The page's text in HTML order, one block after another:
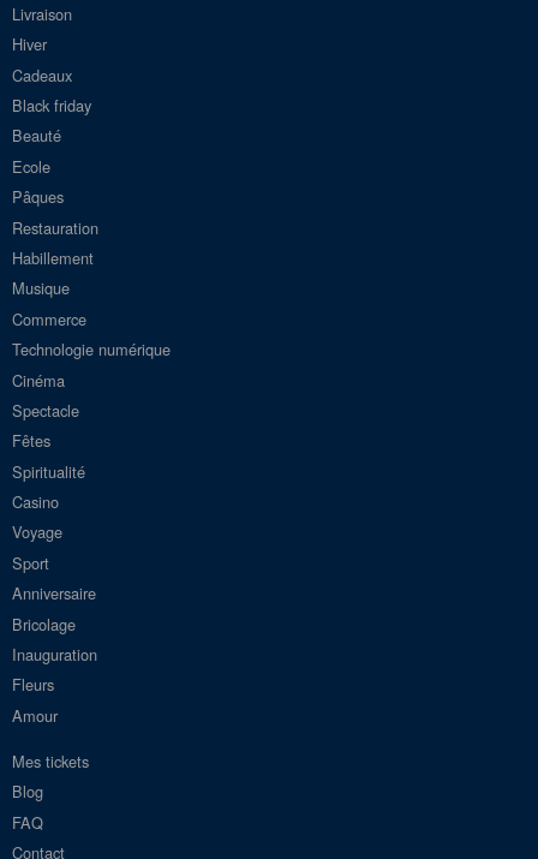
Livraison
Hiver
Cadeaux
Black friday
Beauté
Ecole
Pâques
Restauration
Habillement
Musique
Commerce
Technologie numérique
Cinéma
Spectacle
Fêtes
Spiritualité
Casino
Voyage
Sport
Anniversaire
Bricolage
Inauguration
Fleurs
Amour
Mes tickets
Blog
FAQ
Contact